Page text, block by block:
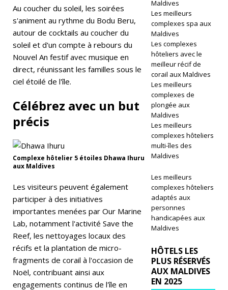
Au coucher du soleil, les soirées
s'animent au rythme du Bodu Beru,
autour de cocktails au coucher du
soleil et d'un compte à rebours du
Nouvel An festif avec musique en
direct, réunissant les familles sous le
ciel étoilé de l'île.
Célébrez avec un but
précis
Complexe hôtelier 5 étoiles Dhawa Ihuru
aux Maldives
Les visiteurs peuvent également
participer à des initiatives
importantes menées par Our Marine
Lab, notamment l'activité Save the
Reef, les nettoyages locaux des
récifs et la plantation de micro-
fragments de corail à l'occasion de
Noël, contribuant ainsi aux
engagements continus de l'île en
Maldives
Les meilleurs
complexes spa aux
Maldives
Les complexes
hôteliers avec le
meilleur récif de
corail aux Maldives
Les meilleurs
complexes de
plongée aux
Maldives
Les meilleurs
complexes hôteliers
multi-îles des
Maldives
Les meilleurs
complexes hôteliers
adaptés aux
personnes
handicapées aux
Maldives
HÔTELS LES
PLUS RÉSERVÉS
AUX MALDIVES
EN 2025